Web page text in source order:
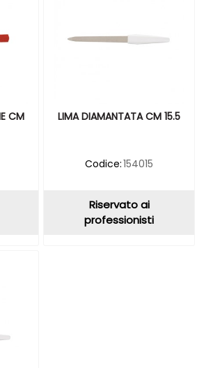
CM
LIMA DIAMANTATA CM 15.5
Codice:154015
Riservato ai
professionisti